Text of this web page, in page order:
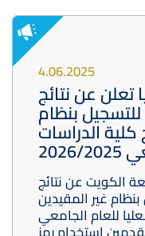
4.06.2025
تعلن عن نتائج
بنظام
الدراسات
الكويت عن نتائج
غير المقيدين
للعام الجامعي